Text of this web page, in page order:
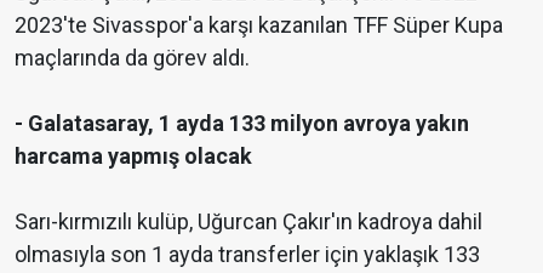
2023'te Sivasspor'a karşı kazanılan TFF Süper Kupa
maçlarında da görev aldı.
- Galatasaray, 1 ayda 133 milyon avroya yakın
harcama yapmış olacak
Sarı-kırmızılı kulüp, Uğurcan Çakır'ın kadroya dahil
olmasıyla son 1 ayda transferler için yaklaşık 133